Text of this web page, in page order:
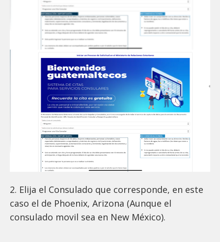
2. Elija el Consulado que corresponde, en este
caso el de Phoenix, Arizona (Aunque el
consulado movil sea en New México).